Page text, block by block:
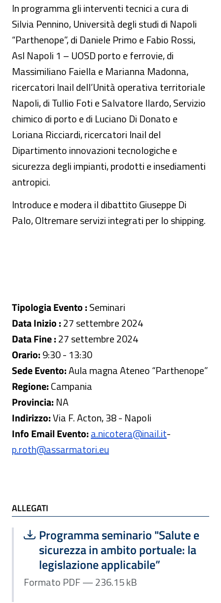
In programma gli interventi tecnici a cura di
Silvia Pennino, Università degli studi di Napoli
“Parthenope”, di Daniele Primo e Fabio Rossi,
Asl Napoli 1 – UOSD porto e ferrovie, di
Massimiliano Faiella e Marianna Madonna,
ricercatori Inail dell’Unità operativa territoriale
Napoli, di Tullio Foti e Salvatore Ilardo, Servizio
chimico di porto e di Luciano Di Donato e
Loriana Ricciardi, ricercatori Inail del
Dipartimento innovazioni tecnologiche e
sicurezza degli impianti, prodotti e insediamenti
antropici.
Introduce e modera il dibattito Giuseppe Di
Palo, Oltremare servizi integrati per lo shipping.
Tipologia Evento :Seminari
Data Inizio :27 settembre 2024
Data Fine :27 settembre 2024
Orario:9:30 - 13:30
Sede Evento:Aula magna Ateneo “Parthenope”
Regione:Campania
Provincia: NA
Indirizzo:Via F. Acton, 38 - Napoli
Info Email Evento:a.nicotera@inail.it-
p.roth@assarmatori.eu
ALLEGATI
ALLEGATI
Scarica file:
Programma seminario "Salute e
sicurezza in ambito portuale: la
legislazione applicabile”
Formato PDF — Dimensione 236.15 kB
Formato PDF — 236.15 kB